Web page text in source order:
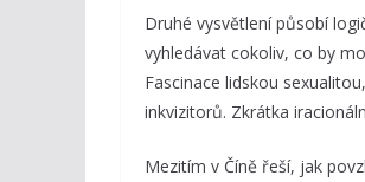
Druhé vysvětlení působí
vyhledávat cokoliv, co by
Fascinace lidskou
inkvizitorů. Zkrátka
Mezitím v Číně řeší, jak